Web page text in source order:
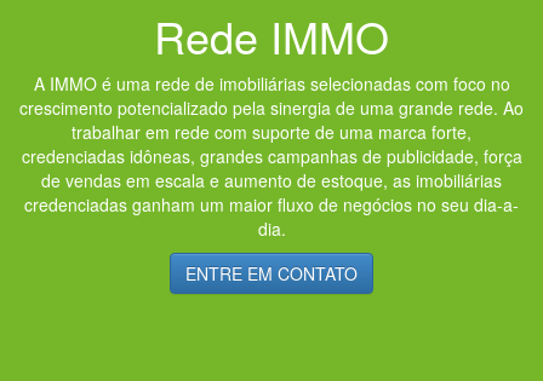
Rede IMMO
A IMMO é uma rede de imobiliárias selecionadas com foco no
crescimento potencializado pela sinergia de uma grande rede. Ao
trabalhar em rede com suporte de uma marca forte,
credenciadas idôneas, grandes campanhas de publicidade, força
de vendas em escala e aumento de estoque, as imobiliárias
credenciadas ganham um maior fluxo de negócios no seu dia-a-
dia.
ENTRE EM CONTATO